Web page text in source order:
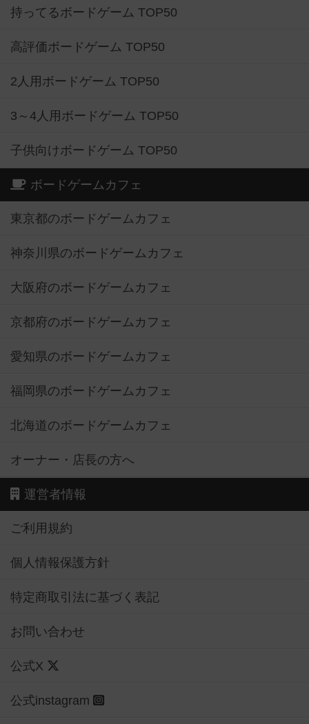
持ってるボードゲーム TOP50
高評価ボードゲーム TOP50
2人用ボードゲーム TOP50
3～4人用ボードゲーム TOP50
子供向けボードゲーム TOP50
ボードゲームカフェ
東京都のボードゲームカフェ
神奈川県のボードゲームカフェ
大阪府のボードゲームカフェ
京都府のボードゲームカフェ
愛知県のボードゲームカフェ
福岡県のボードゲームカフェ
北海道のボードゲームカフェ
オーナー・店長の方へ
運営者情報
ご利用規約
個人情報保護方針
特定商取引法に基づく表記
お問い合わせ
公式X
公式instagram